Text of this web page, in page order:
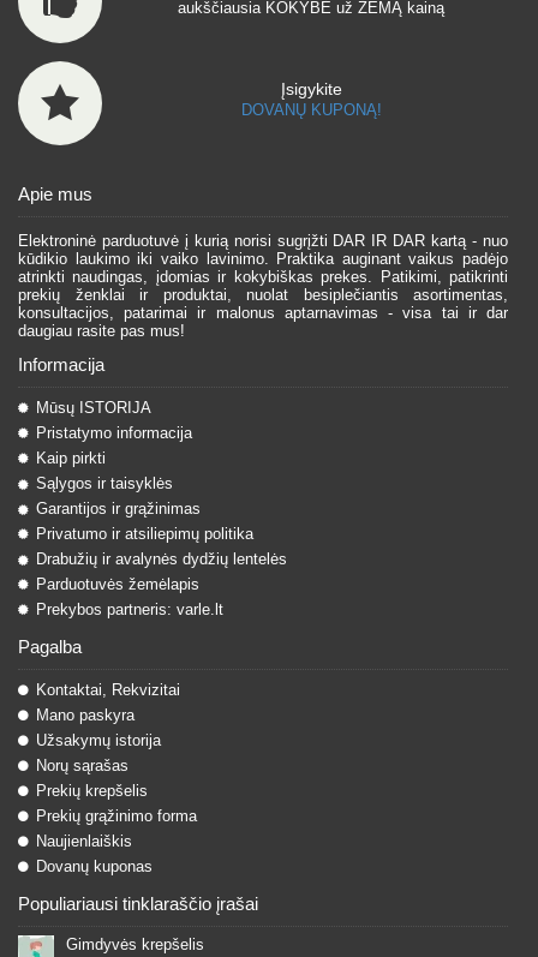
aukščiausia KOKYBĖ už ŽEMĄ kainą
Įsigykite
DOVANŲ KUPONĄ!
Apie mus
Elektroninė parduotuvė į kurią norisi sugrįžti DAR IR DAR kartą - nuo
kūdikio laukimo iki vaiko lavinimo. Praktika auginant vaikus padėjo
atrinkti naudingas, įdomias ir kokybiškas prekes. Patikimi, patikrinti
prekių ženklai ir produktai, nuolat besiplečiantis asortimentas,
konsultacijos, patarimai ir malonus aptarnavimas - visa tai ir dar
daugiau rasite pas mus!
Informacija
Mūsų ISTORIJA
Pristatymo informacija
Kaip pirkti
Sąlygos ir taisyklės
Garantijos ir grąžinimas
Privatumo ir atsiliepimų politika
Drabužių ir avalynės dydžių lentelės
Parduotuvės žemėlapis
Prekybos partneris: varle.lt
Pagalba
Kontaktai, Rekvizitai
Mano paskyra
Užsakymų istorija
Norų sąrašas
Prekių krepšelis
Prekių grąžinimo forma
Naujienlaiškis
Dovanų kuponas
Populiariausi tinklaraščio įrašai
Gimdyvės krepšelis